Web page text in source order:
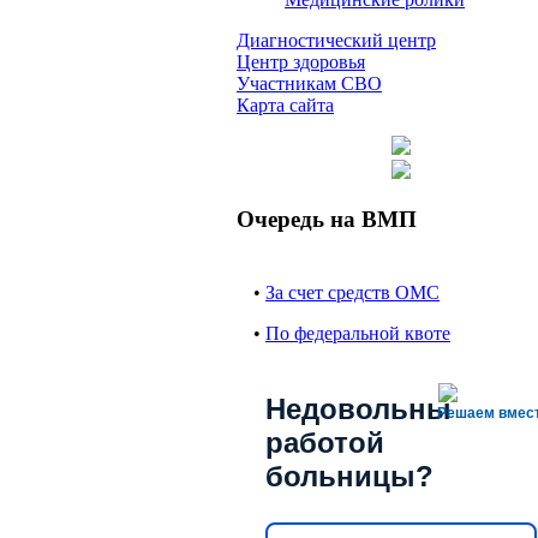
Диагностический центр
Центр здоровья
Участникам СВО
Карта сайта
Очередь на ВМП
• За счет средств ОМС
• По федеральной квоте
Решаем
Недовольны
работой
больницы?